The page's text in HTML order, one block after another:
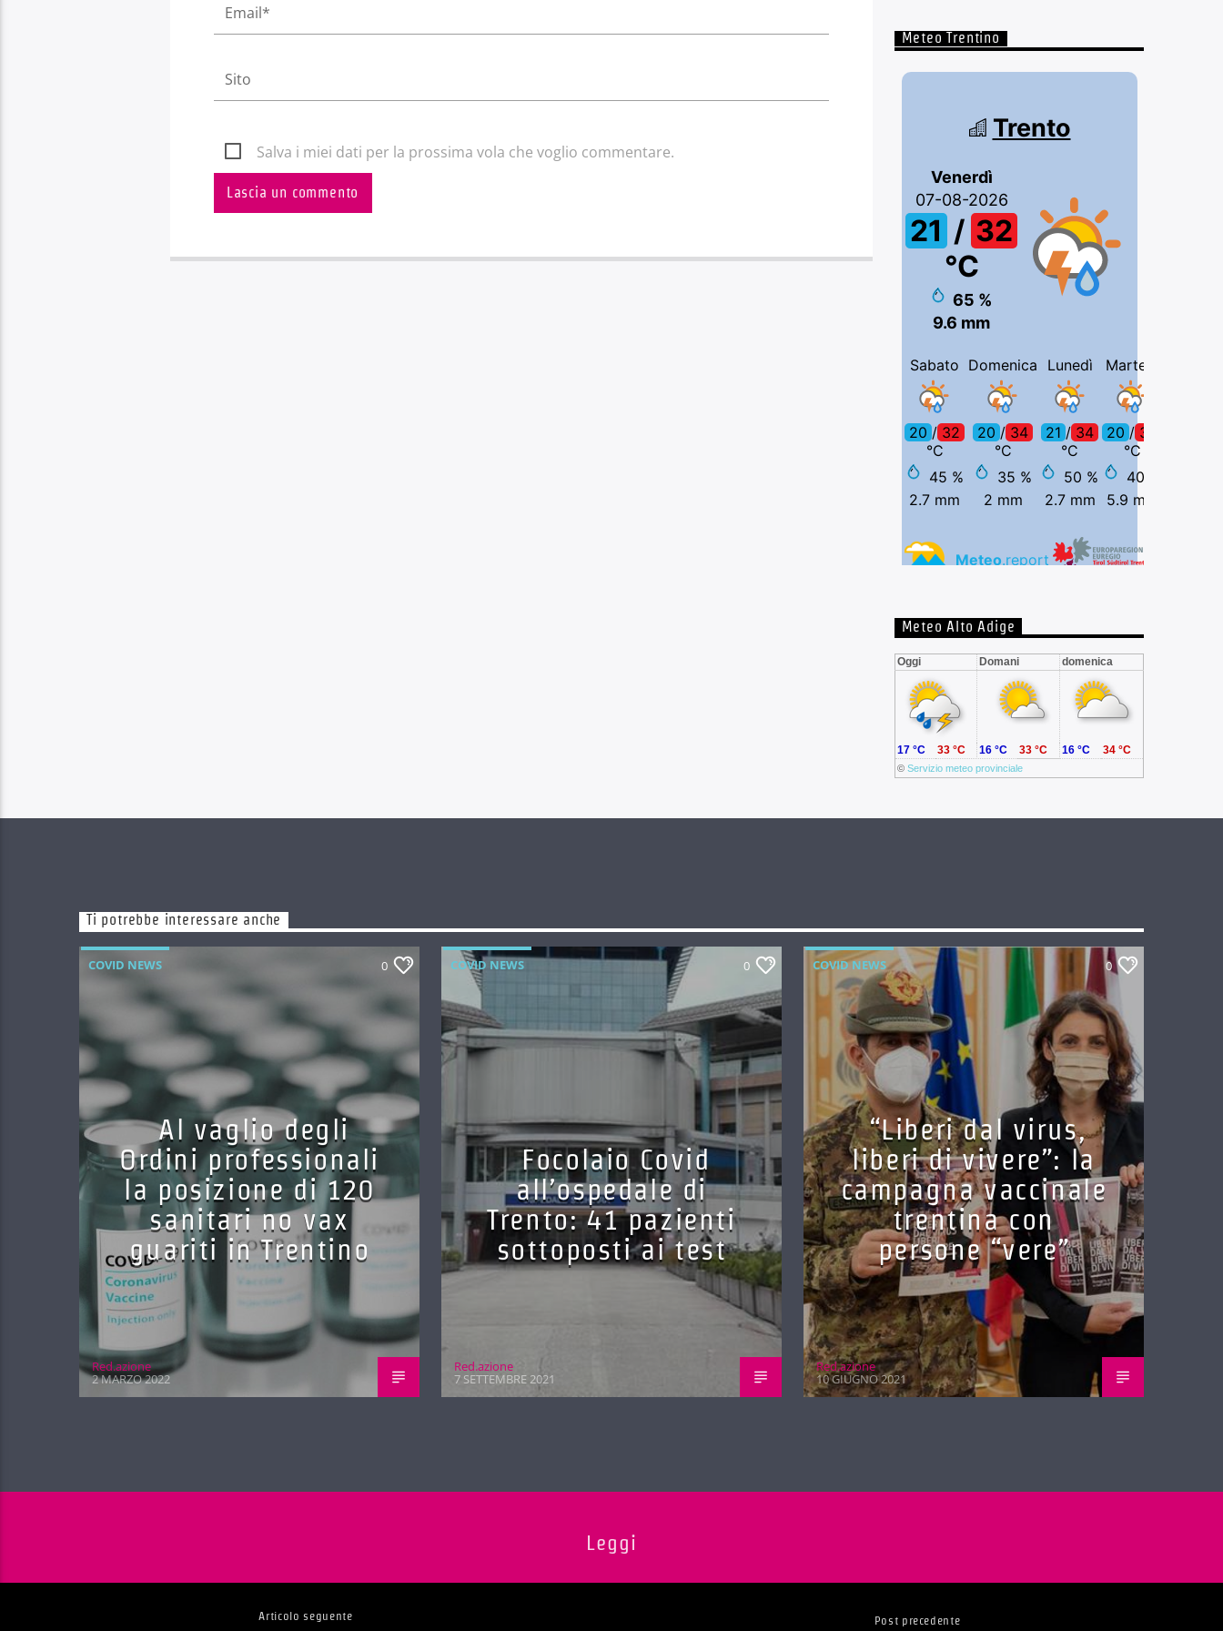
Salva i miei dati per la prossima vola che voglio commentare.
Meteo Trentino
Meteo Alto Adige
Oggi Domani domenica
© Servizio meteo provinciale
17 °C 33 °C 16 °C 33 °C 16 °C 34 °C
Ti potrebbe interessare anche
COVID NEWS 0
Al vaglio degli
Ordini professionali
la posizione di 120
sanitari no vax
guariti in Trentino
Red.azione
2 MARZO 2022
COVID NEWS 0
Focolaio Covid
all’ospedale di
Trento: 41 pazienti
sottoposti ai test
Red.azione
7 SETTEMBRE 2021
COVID NEWS 0
“Liberi dal virus,
liberi di vivere”: la
campagna vaccinale
trentina con
persone “vere”
Red.azione
10 GIUGNO 2021
Leggi
Articolo seguente Post precedente